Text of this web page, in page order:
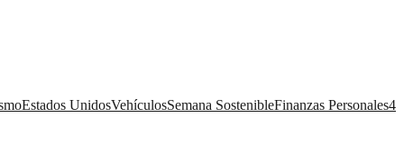
Estados UnidosVehículosSemana SostenibleFinanzas Personales4